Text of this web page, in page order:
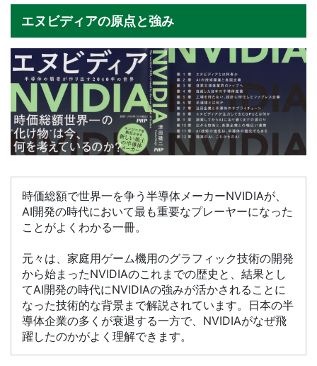
エヌビディアの原点と強み
時価総額で世界一を争う半導体メーカーNVIDIAが、
AI開発の時代において最も重要なプレーヤーになった
ことがよくわかる一冊。
元々は、家庭用ゲーム機用のグラフィック技術の開発
から始まったNVIDIAのこれまでの歴史と、結果とし
てAI開発の時代にNVIDIAの強みが活かされることに
なった技術的な背景まで解説されています。日本の半
導体企業の多くが衰退する一方で、NVIDIAがなぜ飛
躍したのかがよく理解できます。